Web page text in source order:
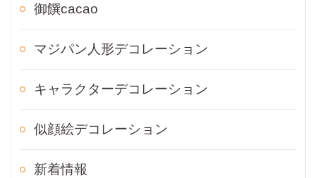
御饌cacao
マジパン人形デコレーション
キャラクターデコレーション
似顔絵デコレーション
新着情報